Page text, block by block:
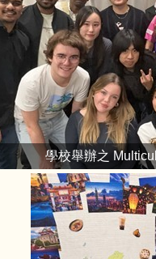
學校舉辦之